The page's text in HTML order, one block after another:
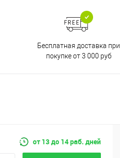
Бесплатная доставка при
покупке от 3 000 руб
от 13 до 14 раб. дней